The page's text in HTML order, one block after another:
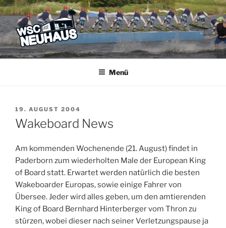
Zum
Inhalt
springen
WSC NEUHAUS
Der Verein mit dem Haus am See
Menü
VERÖFFENTLICHT
AM
19. AUGUST 2004
Wakeboard News
Am kommenden Wochenende (21. August) findet in
Paderborn zum wiederholten Male der European King
of Board statt. Erwartet werden natürlich die besten
Wakeboarder Europas, sowie einige Fahrer von
Übersee. Jeder wird alles geben, um den amtierenden
King of Board Bernhard Hinterberger vom Thron zu
stürzen, wobei dieser nach seiner Verletzungspause ja